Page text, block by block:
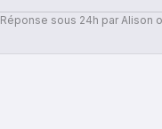
Réponse sous 24h par Alison